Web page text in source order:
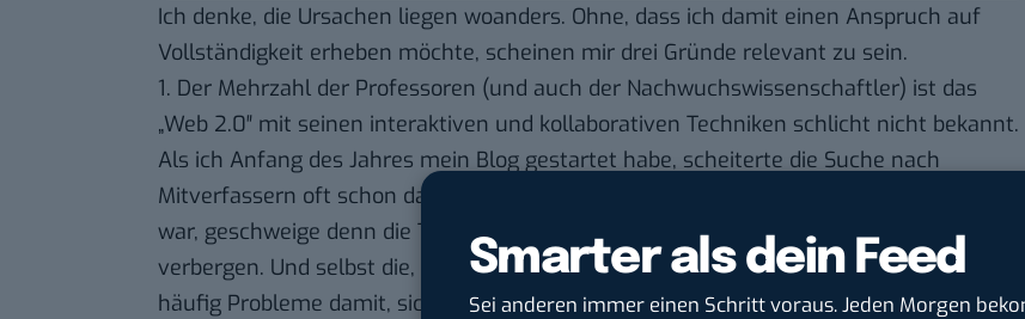
Smarter als dein Feed
Sei anderen immer einen Schritt voraus. Jeden Morgen
Ich denke, die Ursachen liegen woanders. Ohne, dass ich damit einen Anspruch auf
Vollständigkeit erheben möchte, scheinen mir drei Gründe relevant zu sein.
1. Der Mehrzahl der Professoren (und auch der Nachwuchswissenschaftler) ist das
„Web 2.0″ mit seinen interaktiven und kollaborativen Techniken schlicht nicht bekannt.
Als ich Anfang des Jahres mein Blog gestartet habe, scheiterte die Suche nach
Mitverfassern oft schon daran, dass den Kollegen nicht einmal das Wort „Blog“ bekannt
war, geschweige denn die Technik oder die medialen Eigenheiten, die sich dahinter
verbergen. Und selbst die, die ungefähr wussten, worum es sich dabei handelt, hatten
häufig Probleme damit, sich konkret vorzustellen, wie das Bloggen so abläuft (zum